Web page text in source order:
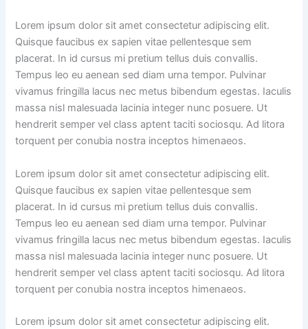
Lorem ipsum dolor sit amet consectetur adipiscing elit.
Quisque faucibus ex sapien vitae pellentesque sem
placerat. In id cursus mi pretium tellus duis convallis.
Tempus leo eu aenean sed diam urna tempor. Pulvinar
vivamus fringilla lacus nec metus bibendum egestas. Iaculis
massa nisl malesuada lacinia integer nunc posuere. Ut
hendrerit semper vel class aptent taciti sociosqu. Ad litora
torquent per conubia nostra inceptos himenaeos.
Lorem ipsum dolor sit amet consectetur adipiscing elit.
Quisque faucibus ex sapien vitae pellentesque sem
placerat. In id cursus mi pretium tellus duis convallis.
Tempus leo eu aenean sed diam urna tempor. Pulvinar
vivamus fringilla lacus nec metus bibendum egestas. Iaculis
massa nisl malesuada lacinia integer nunc posuere. Ut
hendrerit semper vel class aptent taciti sociosqu. Ad litora
torquent per conubia nostra inceptos himenaeos.
Lorem ipsum dolor sit amet consectetur adipiscing elit.